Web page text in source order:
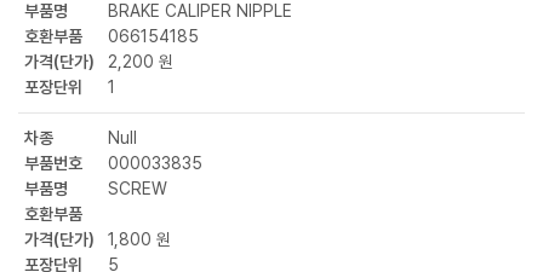
부품명
BRAKE CALIPER NIPPLE
호환부품
066154185
가격(단가)
2,200 원
포장단위
1
차종
Null
부품번호
000033835
부품명
SCREW
호환부품
가격(단가)
1,800 원
포장단위
5